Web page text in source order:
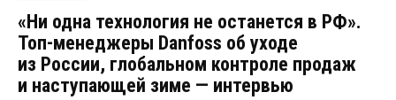
«Ни одна технология не останется в РФ».
Топ-менеджеры Danfoss об уходе
из России, глобальном контроле продаж
и наступающей зиме — интервью